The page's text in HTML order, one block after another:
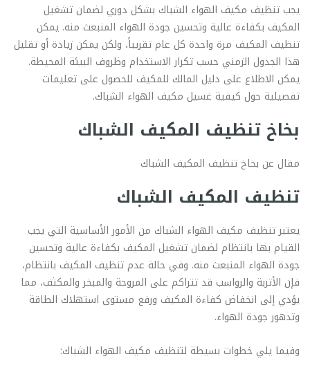
يجب تنظيف مكيف الهواء الشباك بشكل دوري لضمان تشغيل
المكيف بكفاءة عالية وتحسين جودة الهواء المنبعث منه. يمكن
تنظيف المكيف مرة واحدة كل عام تقريباً، ولكن يمكن زيادة أو تقليل
هذا الجدول الزمني حسب تكرار الاستخدام وظروف البيئة المحيطة.
يمكن الاطلاع على دليل المالك للمكيف للحصول على تعليمات
تفصيلية حول كيفية غسيل مكيف الهواء الشباك.
بخاخ تنظيف المكيف الشباك
مقال عن بخاخ تنظيف المكيف الشباك
تنظيف المكيف الشباك
يعتبر تنظيف مكيف الهواء الشباك من الأمور الأساسية التي يجب
القيام بها بانتظام لضمان تشغيل المكيف بكفاءة عالية وتحسين
جودة الهواء المنبعث منه. وفي حالة عدم تنظيف المكيف بانتظام،
فإن الأتربة والرواسب قد تتراكم على المروحة والمبخر والمكثف، مما
يؤدي إلى انخفاض كفاءة المكيف ورفع مستوى استهلاك الطاقة
وتدهور جودة الهواء.
وفيما يلي خطوات بسيطة لتنظيف مكيف الهواء الشباك: